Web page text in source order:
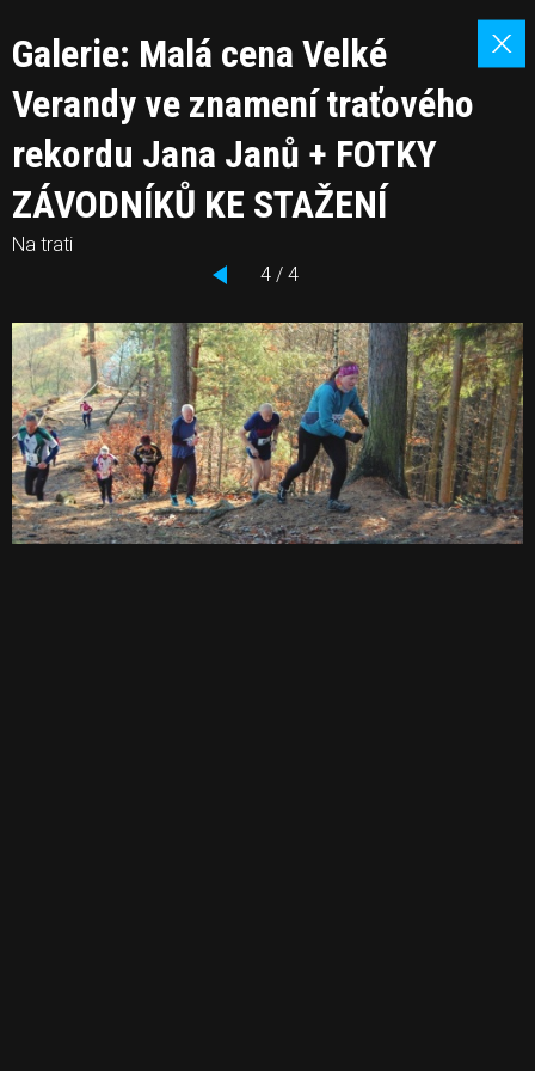
Galerie: Malá cena Velké
Verandy ve znamení traťového
rekordu Jana Janů + FOTKY
ZÁVODNÍKŮ KE STAŽENÍ
Na trati
4 / 4